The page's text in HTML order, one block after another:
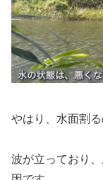
やはり、水面割る
波が立っており